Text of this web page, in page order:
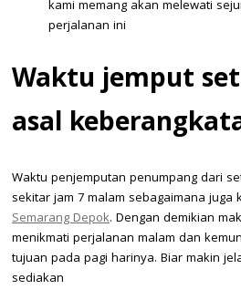
kami memang akan melewati
perjalanan ini
Waktu jemput
asal
Waktu penjemputan penumpang dari
sekitar jam 7 malam sebagaimana juga
Semarang Depok. Dengan demikian
menikmati perjalanan malam dan
tujuan pada pagi harinya. Biar makin
sediakan